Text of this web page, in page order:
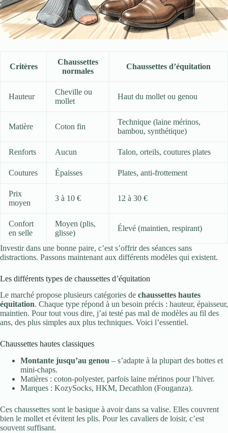
Critères
Chaussettes
normales
Chaussettes d’équitation
Hauteur
Cheville ou
mollet
Haut du mollet ou genou
Matière Coton fin
Technique (laine mérinos,
bambou, synthétique)
Renforts Aucun Talon, orteils, coutures plates
Coutures Épaisses Plates, anti-frottement
Prix
moyen
3 à 10 € 12 à 30 €
Confort
en selle
Moyen (plis,
glisse)
Élevé (maintien, respirant)
Investir dans une bonne paire, c’est s’offrir des séances sans
distractions. Passons maintenant aux différents modèles qui existent.
Les différents types de chaussettes d’équitation
Le marché propose plusieurs catégories de chaussettes hautes
équitation. Chaque type répond à un besoin précis : hauteur, épaisseur,
maintien. Pour tout vous dire, j’ai testé pas mal de modèles au fil des
ans, des plus simples aux plus techniques. Voici l’essentiel.
Chaussettes hautes classiques
Montante jusqu’au genou – s’adapte à la plupart des bottes et
mini-chaps.
Matières : coton-polyester, parfois laine mérinos pour l’hiver.
Marques : KozySocks, HKM, Decathlon (Fouganza).
Ces chaussettes sont le basique à avoir dans sa valise. Elles couvrent
bien le mollet et évitent les plis. Pour les cavaliers de loisir, c’est
souvent suffisant.